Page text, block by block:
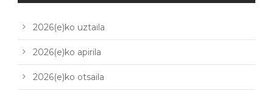
2026(e)ko uztaila
2026(e)ko apirila
2026(e)ko otsaila